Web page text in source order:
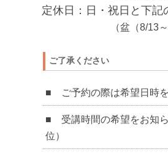
定休日：日・祝日と下記
（盆（8/13～16）、
ご了承ください
■ ご予約の際は希望日時を
■ 受講時間の希望をお知
位）